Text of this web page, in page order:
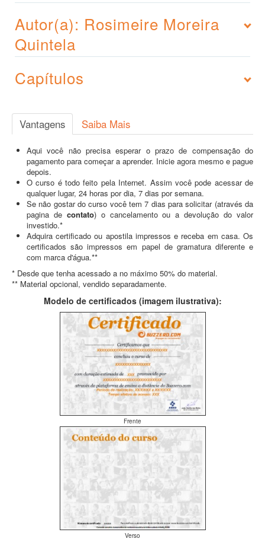
Autor(a): Rosimeire Moreira
Quintela
Capítulos
Vantagens Saiba Mais
Aqui você não precisa esperar o prazo de compensação do
pagamento para começar a aprender. Inicie agora mesmo e pague
depois.
O curso é todo feito pela Internet. Assim você pode acessar de
qualquer lugar, 24 horas por dia, 7 dias por semana.
Se não gostar do curso você tem 7 dias para solicitar (através da
pagina de contato) o cancelamento ou a devolução do valor
investido.*
Adquira certificado ou apostila impressos e receba em casa. Os
certificados são impressos em papel de gramatura diferente e
com marca d'água.**
* Desde que tenha acessado a no máximo 50% do material.
** Material opcional, vendido separadamente.
Modelo de certificados (imagem ilustrativa):
Frente
Verso